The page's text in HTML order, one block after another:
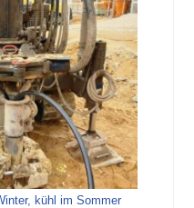
kühl im Sommer